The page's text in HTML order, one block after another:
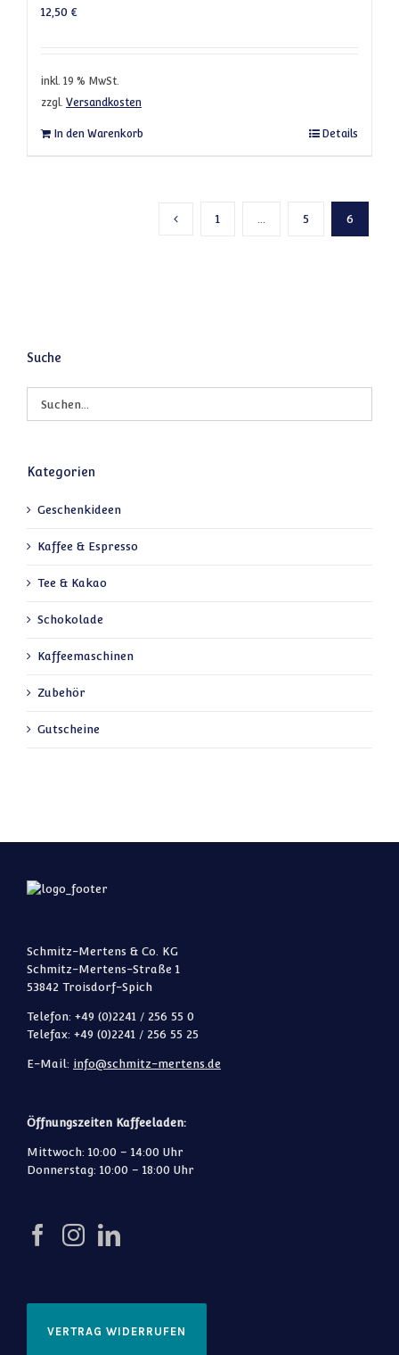
12,50 €
inkl. 19 % MwSt.
zzgl. Versandkosten
In den Warenkorb Details
Vorherige Seite
1 … 5 6
Suche
Kategorien
Geschenkideen
Kaffee & Espresso
Tee & Kakao
Schokolade
Kaffeemaschinen
Zubehör
Gutscheine
Schmitz-Mertens & Co. KG
Schmitz-Mertens-Straße 1
53842 Troisdorf-Spich
Telefon: +49 (0)2241 / 256 55 0
Telefax: +49 (0)2241 / 256 55 25
E-Mail: info@schmitz-mertens.de
Öffnungszeiten Kaffeeladen:
Mittwoch: 10:00 – 14:00 Uhr
Donnerstag: 10:00 – 18:00 Uhr
VERTRAG WIDERRUFEN